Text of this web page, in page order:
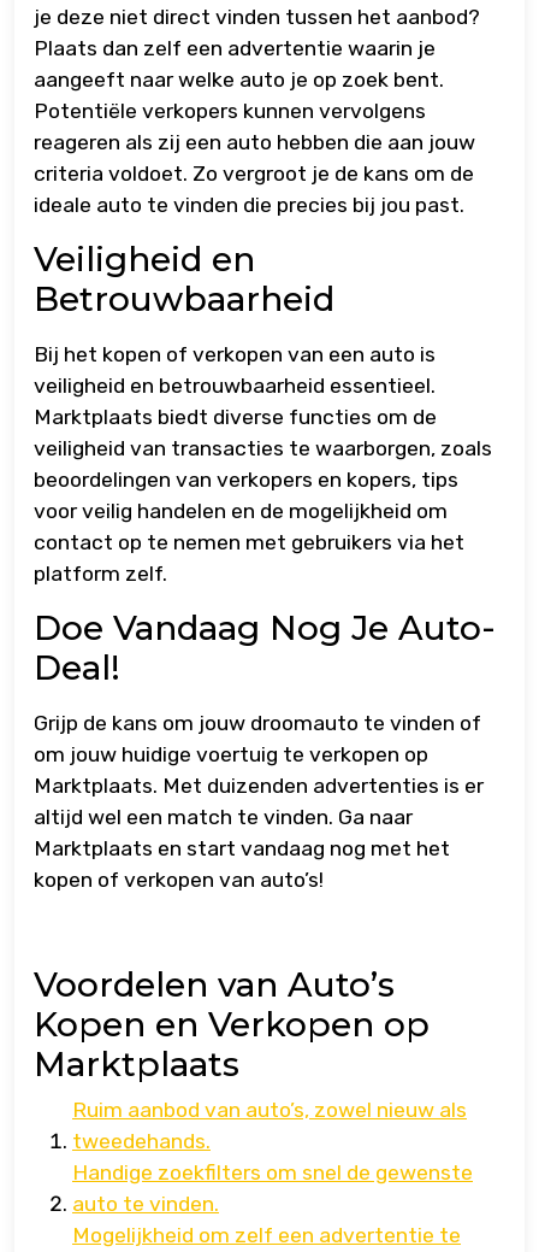
je deze niet direct vinden tussen het aanbod?
Plaats dan zelf een advertentie waarin je
aangeeft naar welke auto je op zoek bent.
Potentiële verkopers kunnen vervolgens
reageren als zij een auto hebben die aan jouw
criteria voldoet. Zo vergroot je de kans om de
ideale auto te vinden die precies bij jou past.
Veiligheid en
Betrouwbaarheid
Bij het kopen of verkopen van een auto is
veiligheid en betrouwbaarheid essentieel.
Marktplaats biedt diverse functies om de
veiligheid van transacties te waarborgen, zoals
beoordelingen van verkopers en kopers, tips
voor veilig handelen en de mogelijkheid om
contact op te nemen met gebruikers via het
platform zelf.
Doe Vandaag Nog Je Auto-
Deal!
Grijp de kans om jouw droomauto te vinden of
om jouw huidige voertuig te verkopen op
Marktplaats. Met duizenden advertenties is er
altijd wel een match te vinden. Ga naar
Marktplaats en start vandaag nog met het
kopen of verkopen van auto’s!
Voordelen van Auto’s
Kopen en Verkopen op
Marktplaats
Ruim aanbod van auto’s, zowel nieuw als
tweedehands.
Handige zoekfilters om snel de gewenste
auto te vinden.
Mogelijkheid om zelf een advertentie te